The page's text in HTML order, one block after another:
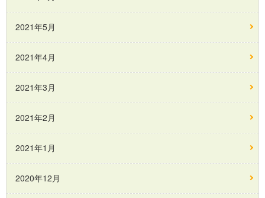
2021年5月
2021年4月
2021年3月
2021年2月
2021年1月
2020年12月